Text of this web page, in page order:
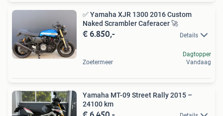
✅ Yamaha XJR 1300 2016 Custom
Naked Scrambler Caferacer 🚀
€ 6.850,- Details
Zoetermeer
Dagtopper
Vandaag
Yamaha MT-09 Street Rally 2015 –
24100 km